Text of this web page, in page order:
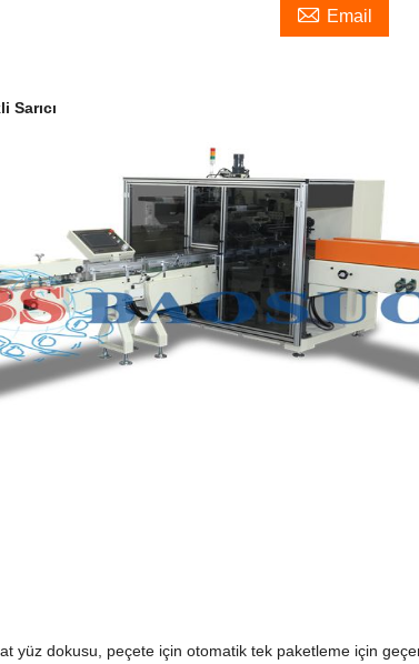
 Email
Sarıcı
yüz dokusu, peçete için otomatik tek paketleme için